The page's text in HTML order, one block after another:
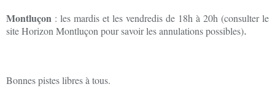
Montluçon : les mardis et les vendredis de 18h à 20h (consulter le
site Horizon Montluçon pour savoir les annulations possibles).
Bonnes pistes libres à tous.